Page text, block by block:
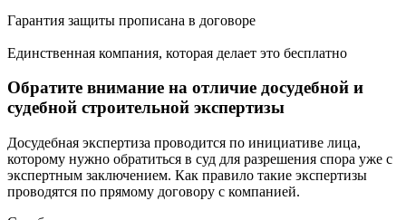
Гарантия защиты прописана в договоре
Единственная компания, которая делает это бесплатно
Обратите внимание на отличие досудебной и
судебной строительной экспертизы
Досудебная экспертиза проводится по инициативе лица,
которому нужно обратиться в суд для разрешения спора уже с
экспертным заключением. Как правило такие экспертизы
проводятся по прямому договору с компанией.